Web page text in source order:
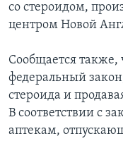
со стероидом,
центром Новой
Сообщается также,
федеральный
стероида и
В соответствии с
аптекам,